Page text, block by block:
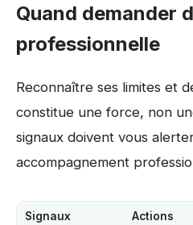
Quand demander
professionnelle
Reconnaître ses limites et
constitue une force, non
signaux doivent vous
accompagnement
Signaux
Actions